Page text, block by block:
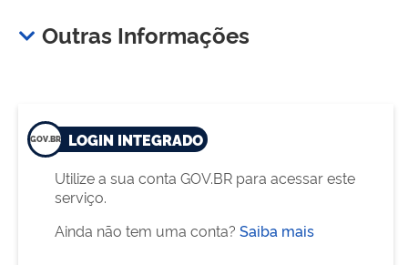
Outras Informações
LOGIN INTEGRADO
Utilize a sua conta GOV.BR para acessar este
serviço.
Ainda não tem uma conta? Saiba mais